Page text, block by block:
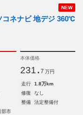
NEW
コネナビ 地デジ 360℃
本体価格
231. 7 万円
走行
1.8万km
修復
なし
整備
法定整備付
部市